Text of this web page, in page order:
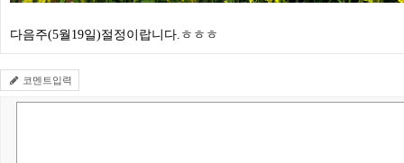
다음주(5월19일)절정이랍니다.ㅎㅎㅎ
코멘트입력